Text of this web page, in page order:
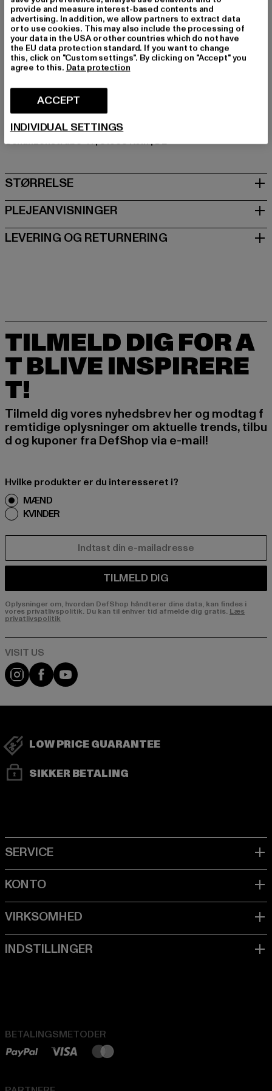
Mærke: K1X
Kategori: T-shirts
Farve: weiß
Producentens farve: white
Materialesammensætning: 100% Bomuld
Producent: Urban Styles Agency GmbH & Co. KG |
agentur@urbanstylesagency.com
Schanzenstraße 41 | 51063 Köln | DE
STØRRELSE
PLEJEANVISNINGER
LEVERING OG RETURNERING
TILMELD DIG FOR A
T BLIVE INSPIRERE
T!
Tilmeld dig vores nyhedsbrev her og modtag f
remtidige oplysninger om aktuelle trends, tilbu
d og kuponer fra DefShop via e-mail!
Hvilke produkter er du interesseret i?
MÆND
KVINDER
TILMELD DIG
Oplysninger om, hvordan DefShop håndterer dine data, kan findes i
vores privatlivspolitik. Du kan til enhver tid afmelde dig gratis. Læs
privatlivspolitik
Visit our Instagram page:
Visit our Facebook page:
Visit our YouTube channel:
LOW PRICE GUARANTEE
SIKKER BETALING
BETALINGSMETODER
provide and measure interest-based contents and
advertising. In addition, we allow partners to extract data
or to use cookies. This may also include the processing of
your data in the USA or other countries which do not have
the EU data protection standard. If you want to change
this, click on "Custom settings". By clicking on "Accept" you
agree to this. Data protection
ACCEPT
INDIVIDUAL SETTINGS